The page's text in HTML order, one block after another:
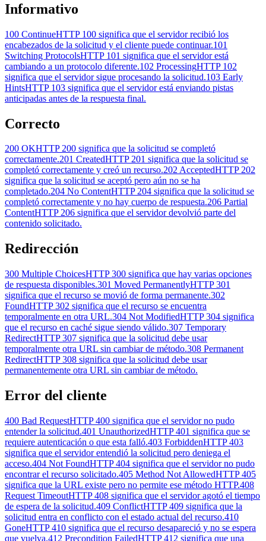
Informativo
100 ContinueHTTP 100 significa que el servidor recibió los
encabezados de la solicitud y el cliente puede continuar.101
Switching ProtocolsHTTP 101 significa que el servidor está
cambiando a un protocolo diferente.102 ProcessingHTTP 102
significa que el servidor sigue procesando la solicitud.103 Early
HintsHTTP 103 significa que el servidor está enviando pistas
anticipadas antes de la respuesta final.
Correcto
200 OKHTTP 200 significa que la solicitud se completó
correctamente.201 CreatedHTTP 201 significa que la solicitud se
completó correctamente y creó un recurso.202 AcceptedHTTP 202
significa que la solicitud se aceptó pero aún no se ha
completado.204 No ContentHTTP 204 significa que la solicitud se
completó correctamente y no hay cuerpo de respuesta.206 Partial
ContentHTTP 206 significa que el servidor devolvió parte del
contenido solicitado.
Redirección
300 Multiple ChoicesHTTP 300 significa que hay varias opciones
de respuesta disponibles.301 Moved PermanentlyHTTP 301
significa que el recurso se movió de forma permanente.302
FoundHTTP 302 significa que el recurso se encuentra
temporalmente en otra URL.304 Not ModifiedHTTP 304 significa
que el recurso en caché sigue siendo válido.307 Temporary
RedirectHTTP 307 significa que la solicitud debe usar
temporalmente otra URL sin cambiar de método.308 Permanent
RedirectHTTP 308 significa que la solicitud debe usar
permanentemente otra URL sin cambiar de método.
Error del cliente
400 Bad RequestHTTP 400 significa que el servidor no pudo
entender la solicitud.401 UnauthorizedHTTP 401 significa que se
requiere autenticación o que esta falló.403 ForbiddenHTTP 403
significa que el servidor entendió la solicitud pero deniega el
acceso.404 Not FoundHTTP 404 significa que el servidor no pudo
encontrar el recurso solicitado.405 Method Not AllowedHTTP 405
significa que la URL existe pero no permite ese método HTTP.408
Request TimeoutHTTP 408 significa que el servidor agotó el tiempo
de espera de la solicitud.409 ConflictHTTP 409 significa que la
solicitud entra en conflicto con el estado actual del recurso.410
GoneHTTP 410 significa que el recurso desapareció y no se espera
que vuelva.412 Precondition FailedHTTP 412 significa que una